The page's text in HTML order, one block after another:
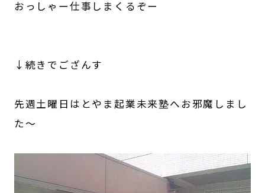
おっしゃー仕事しまくるぞー
↓続きでござんす
先週土曜日はとやま起業未来塾へお邪魔しまし
た～